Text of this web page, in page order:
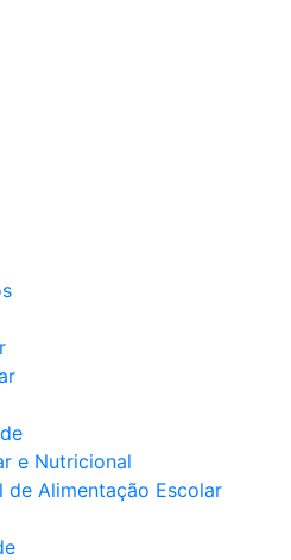
e Nutricional
de Alimentação Escolar